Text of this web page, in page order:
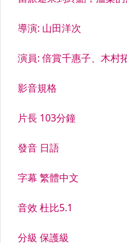
中港台音樂、演唱會紀實
古典音樂、藝術表演
韓國電影、電視原聲帶OST
日本電影、電視原聲帶OST
偶像周邊